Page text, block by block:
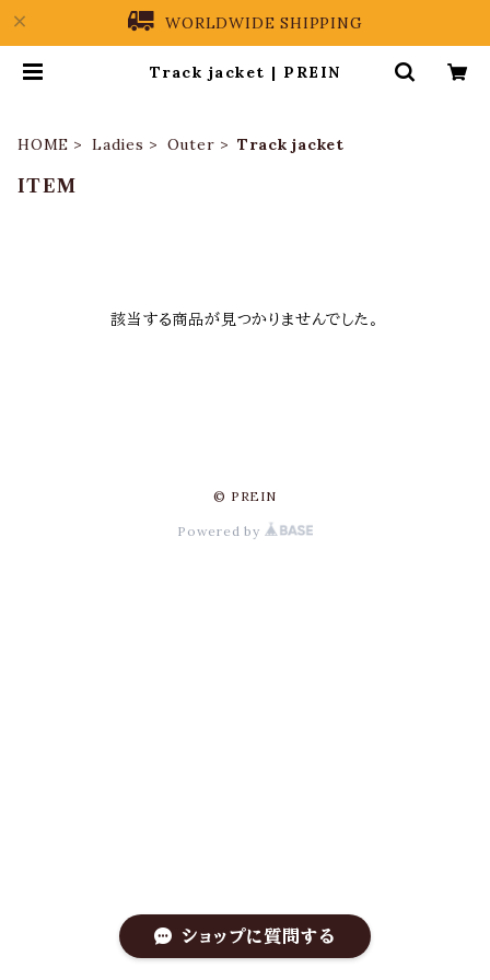
WORLDWIDE SHIPPING
Track jacket | PREIN
HOME Ladies Outer Track jacket
ITEM
該当する商品が見つかりませんでした。
© PREIN
Powered by
ショップに質問する